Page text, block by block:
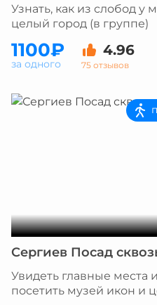
Узнать, как из слобод у
целый город (в группе)
1100₽ 4.96
75 отзывов
за одного
Сергиев Посад
Увидеть главные места
посетить музей икон и